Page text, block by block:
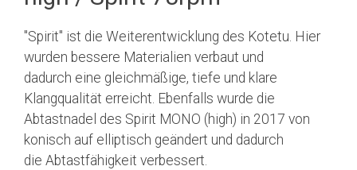
"Spirit" ist die Weiterentwicklung des Kotetu. Hier
wurden bessere Materialien verbaut und
dadurch eine gleichmäßige, tiefe und klare
Klangqualität erreicht. Ebenfalls wurde die
Abtastnadel des Spirit MONO (high) in 2017 von
konisch auf elliptisch geändert und dadurch
die Abtastfähigkeit verbessert.